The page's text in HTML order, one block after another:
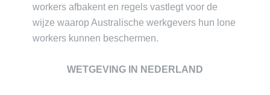
workers afbakent en regels vastlegt voor de
wijze waarop Australische werkgevers hun lone
workers kunnen beschermen.
WETGEVING IN NEDERLAND